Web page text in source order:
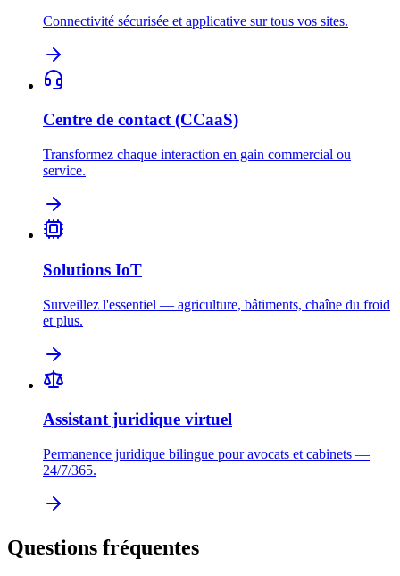
Connectivité sécurisée et applicative sur tous vos sites.
Centre de contact (CCaaS)
Transformez chaque interaction en gain commercial ou
service.
Solutions IoT
Surveillez l'essentiel — agriculture, bâtiments, chaîne du froid
et plus.
Assistant juridique virtuel
Permanence juridique bilingue pour avocats et cabinets —
24/7/365.
Questions fréquentes